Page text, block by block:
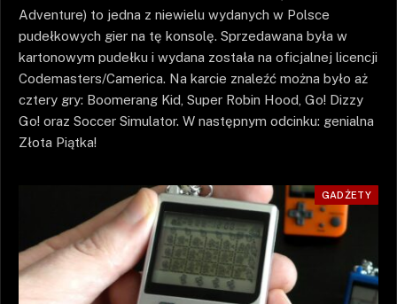
Adventure) to jedna z niewielu wydanych w Polsce
pudełkowych gier na tę konsolę. Sprzedawana była w
kartonowym pudełku i wydana została na oficjalnej licencji
Codemasters/Camerica. Na karcie znaleźć można było aż
cztery gry: Boomerang Kid, Super Robin Hood, Go! Dizzy
Go! oraz Soccer Simulator. W następnym odcinku: genialna
Złota Piątka!
GADŻETY